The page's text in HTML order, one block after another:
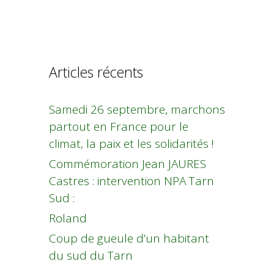
Articles récents
Samedi 26 septembre, marchons
partout en France pour le
climat, la paix et les solidarités !
Commémoration Jean JAURES
Castres : intervention NPA Tarn
Sud :
Roland
Coup de gueule d’un habitant
du sud du Tarn